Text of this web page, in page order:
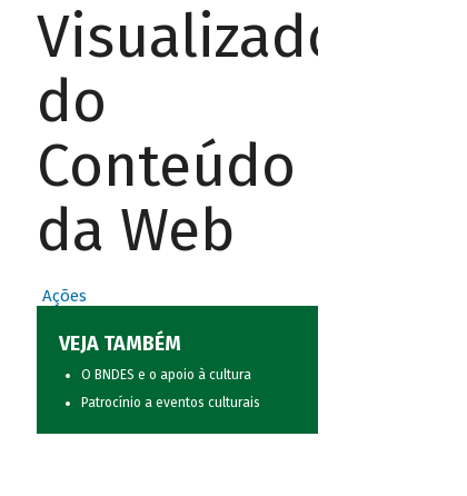
Visualizador
do
Conteúdo
da Web
Ações
VEJA TAMBÉM
O BNDES e o apoio à cultura
Patrocínio a eventos culturais